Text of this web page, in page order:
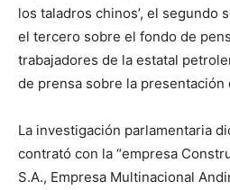
los taladros chinos’, el segundo
el tercero sobre el fondo de
trabajadores de la estatal
de prensa sobre la presentación
La investigación parlamentaria
contrató con la “empresa
S.A., Empresa Multinacional